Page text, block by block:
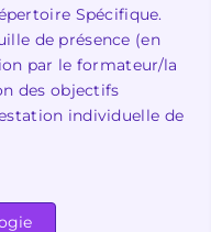
Spécifique.
de présence (en
par le formateur/la
des objectifs
individuelle de